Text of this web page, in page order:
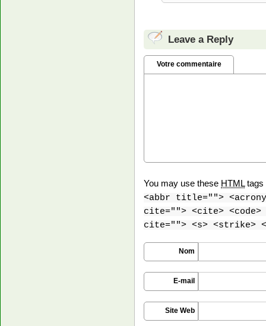
Leave a Reply
Votre commentaire
You may use these HTMLtags
<abbr title="">
cite=""> <cite> <code>
cite=""> <s> <strike>
Nom
E-mail
Site Web